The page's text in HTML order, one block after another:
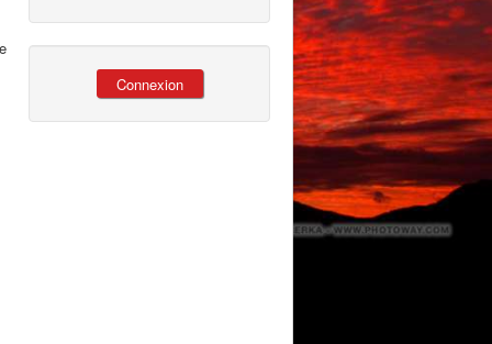
Connexion